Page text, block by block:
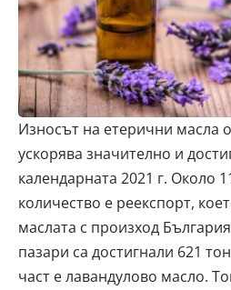
Износът на етерични масла
ускорява значително и
календарната 2021 г. Около
количество е реекспорт,
маслата с произход
пазари са достигнали 621
част е лавандулово масло.